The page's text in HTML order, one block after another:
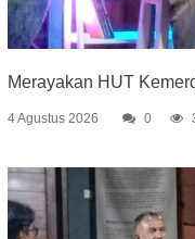
Merayakan HUT
4 Agustus 2026 0